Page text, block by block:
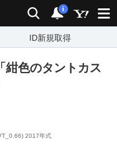
検索 通知
i
ID新規取得
紺色のタントカス
2017年式